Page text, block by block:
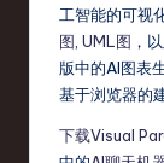
工智能的可视
图 UML图 ，
版中的AI图表
基于浏览器的
下载Visual